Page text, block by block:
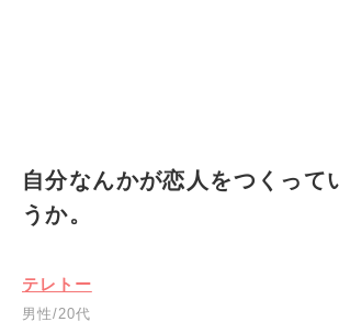
自分なんかが恋人をつくって
うか。
テレトー
男性/20代